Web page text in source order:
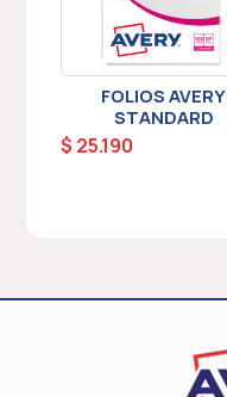
FOLIOS AVERY
STANDARD
$ 25.190